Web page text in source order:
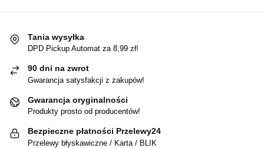
Tania wysyłka
DPD Pickup Automat za 8,99 zł!
90 dni na zwrot
Gwarancja satysfakcji z zakupów!
Gwarancja oryginalności
Produkty prosto od producentów!
Bezpieczne płatności Przelewy24
Przelewy błyskawiczne / Karta / BLIK